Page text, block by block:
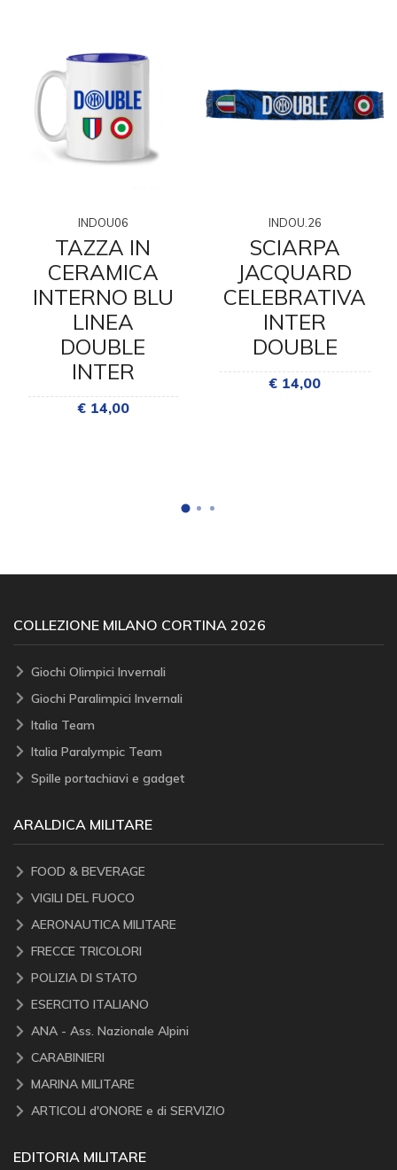
INDOU06
TAZZA IN
CERAMICA
INTERNO BLU
LINEA
DOUBLE
INTER
€ 14,00
INDOU.26
SCIARPA
JACQUARD
CELEBRATIVA
INTER
DOUBLE
€ 14,00
COLLEZIONE MILANO CORTINA 2026
Giochi Olimpici Invernali
Giochi Paralimpici Invernali
Italia Team
Italia Paralympic Team
Spille portachiavi e gadget
ARALDICA MILITARE
FOOD & BEVERAGE
VIGILI DEL FUOCO
AERONAUTICA MILITARE
FRECCE TRICOLORI
POLIZIA DI STATO
ESERCITO ITALIANO
ANA - Ass. Nazionale Alpini
CARABINIERI
MARINA MILITARE
ARTICOLI d'ONORE e di SERVIZIO
EDITORIA MILITARE